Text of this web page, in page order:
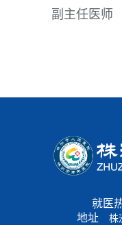
副主任医师
就医
地址
株